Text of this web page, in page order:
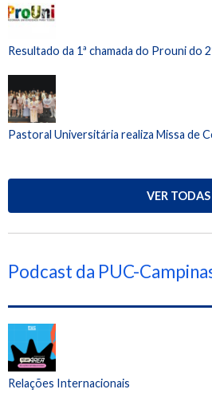
Resultado da 1ª chamada do Prouni do
Pastoral Universitária realiza Missa de
VER TODAS
Podcast da PUC-
Relações Internacionais